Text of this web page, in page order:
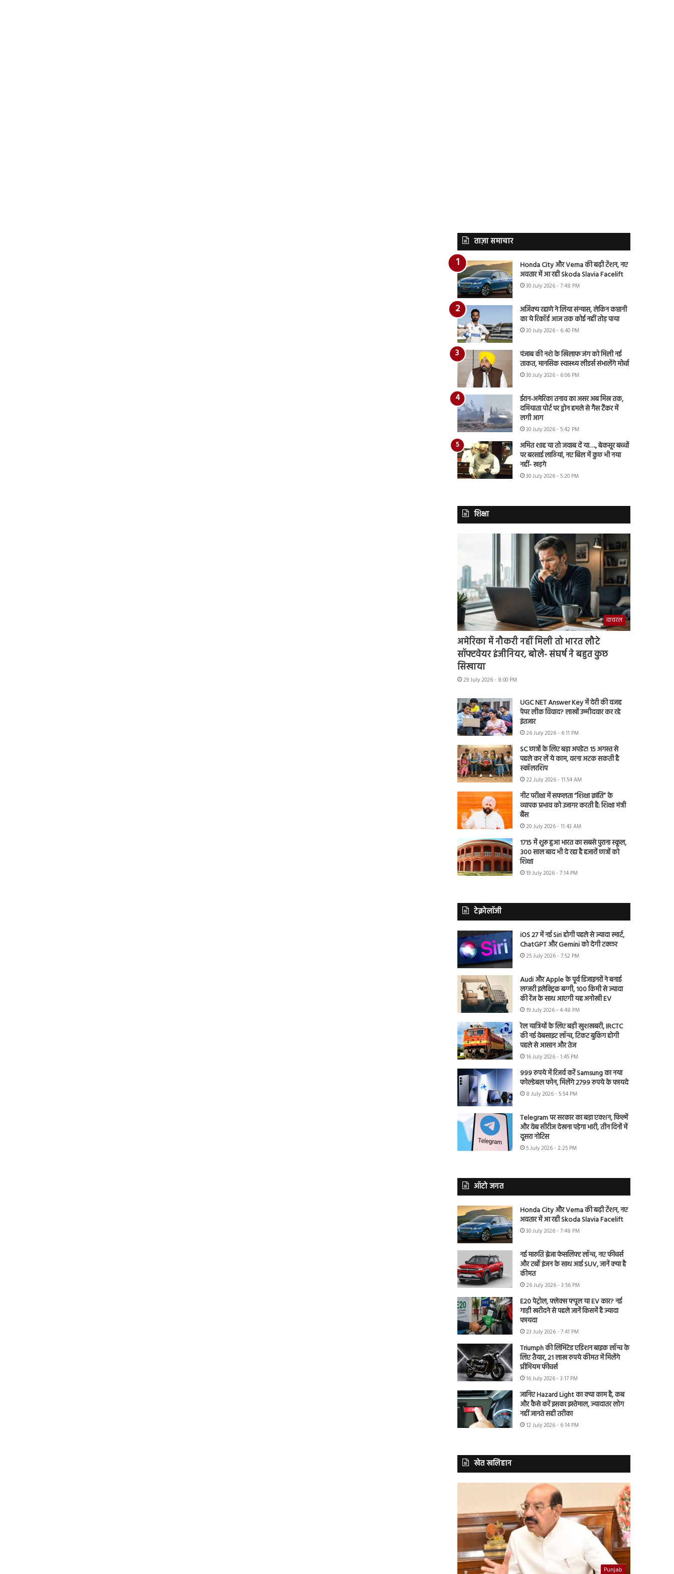
ताज़ा समाचार
Honda City और Verna की बढ़ी टेंशन, नए
अवतार में आ रही Skoda Slavia Facelift
30 July 2026 - 7:48 PM
अजिंक्य रहाणे ने लिया संन्यास, लेकिन कप्तानी
का ये रिकॉर्ड आज तक कोई नहीं तोड़ पाया
30 July 2026 - 6:40 PM
पंजाब की नशे के खिलाफ जंग को मिली नई
ताकत, मानसिक स्वास्थ्य लीडर्स संभालेंगे मोर्चा
30 July 2026 - 6:06 PM
ईरान-अमेरिका तनाव का असर अब मिस्र तक,
दमियाता पोर्ट पर ड्रोन हमले से गैस टैंकर में
लगी आग
30 July 2026 - 5:42 PM
अमित शाह या तो जवाब दें या…., बेकसूर बच्चों
पर बरसाई लाठियां, नए बिल में कुछ भी नया
नहीं- खड़गे
30 July 2026 - 5:20 PM
शिक्षा
वायरल
अमेरिका में नौकरी नहीं मिली तो भारत लौटे
सॉफ्टवेयर इंजीनियर, बोले- संघर्ष ने बहुत कुछ
सिखाया
29 July 2026 - 8:00 PM
UGC NET Answer Key में देरी की वजह
पेपर लीक विवाद? लाखों उम्मीदवार कर रहे
इंतजार
26 July 2026 - 6:11 PM
SC छात्रों के लिए बड़ा अपडेट! 15 अगस्त से
पहले कर लें ये काम, वरना अटक सकती है
स्कॉलरशिप
22 July 2026 - 11:54 AM
नीट परीक्षा में सफलता “शिक्षा क्रांति” के
व्यापक प्रभाव को उजागर करती है: शिक्षा मंत्री
बैंस
20 July 2026 - 11:43 AM
1715 में शुरू हुआ भारत का सबसे पुराना स्कूल,
300 साल बाद भी दे रहा है हजारों छात्रों को
शिक्षा
19 July 2026 - 7:14 PM
टेक्नोलॉजी
iOS 27 में नई Siri होगी पहले से ज्यादा स्मार्ट,
ChatGPT और Gemini को देगी टक्कर
25 July 2026 - 7:52 PM
Audi और Apple के पूर्व डिजाइनरों ने बनाई
लग्जरी इलेक्ट्रिक बग्गी, 100 किमी से ज्यादा
की रेंज के साथ आएगी यह अनोखी EV
19 July 2026 - 4:48 PM
रेल यात्रियों के लिए बड़ी खुशखबरी, IRCTC
की नई वेबसाइट लॉन्च, टिकट बुकिंग होगी
पहले से आसान और तेज
16 July 2026 - 1:45 PM
999 रुपये में रिजर्व करें Samsung का नया
फोल्डेबल फोन, मिलेंगे 2799 रुपये के फायदे
8 July 2026 - 5:54 PM
Telegram पर सरकार का बड़ा एक्शन, फिल्में
और वेब सीरीज देखना पड़ेगा भारी, तीन दिनों में
दूसरा नोटिस
5 July 2026 - 2:25 PM
ऑटो जगत
Honda City और Verna की बढ़ी टेंशन, नए
अवतार में आ रही Skoda Slavia Facelift
30 July 2026 - 7:48 PM
नई मारुति ब्रेजा फेसलिफ्ट लॉन्च, नए फीचर्स
और टर्बो इंजन के साथ आई SUV, जानें क्या है
कीमत
26 July 2026 - 3:56 PM
E20 पेट्रोल, फ्लेक्स फ्यूल या EV कार? नई
गाड़ी खरीदने से पहले जानें किसमें है ज्यादा
फायदा
23 July 2026 - 7:41 PM
Triumph की लिमिटेड एडिशन बाइक लॉन्च के
लिए तैयार, 21 लाख रुपये कीमत में मिलेंगे
प्रीमियम फीचर्स
16 July 2026 - 3:17 PM
जानिए Hazard Light का क्या काम है, कब
और कैसे करें इसका इस्तेमाल, ज्यादातर लोग
नहीं जानते सही तरीका
12 July 2026 - 6:14 PM
खेत खलिहान
Punjab